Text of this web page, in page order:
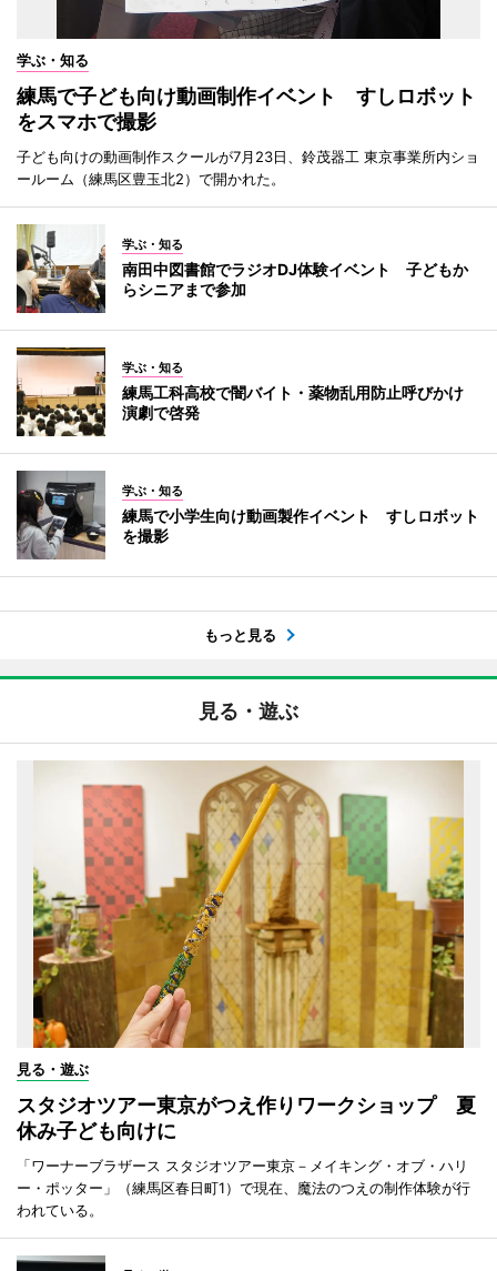
学ぶ・知る
練馬で子ども向け動画制作イベント すしロボット
をスマホで撮影
子ども向けの動画制作スクールが7月23日、鈴茂器工 東京事業所内ショ
ールーム（練馬区豊玉北2）で開かれた。
学ぶ・知る
南田中図書館でラジオDJ体験イベント 子どもか
らシニアまで参加
学ぶ・知る
練馬工科高校で闇バイト・薬物乱用防止呼びかけ
演劇で啓発
学ぶ・知る
練馬で小学生向け動画製作イベント すしロボット
を撮影
もっと見る
見る・遊ぶ
見る・遊ぶ
スタジオツアー東京がつえ作りワークショップ 夏
休み子ども向けに
「ワーナーブラザース スタジオツアー東京－メイキング・オブ・ハリ
ー・ポッター」（練馬区春日町1）で現在、魔法のつえの制作体験が行
われている。